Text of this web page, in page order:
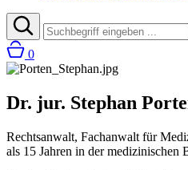
0
Dr. jur. Stephan
Rechtsanwalt, Fachanwalt für
als 15 Jahren in der medizinischen